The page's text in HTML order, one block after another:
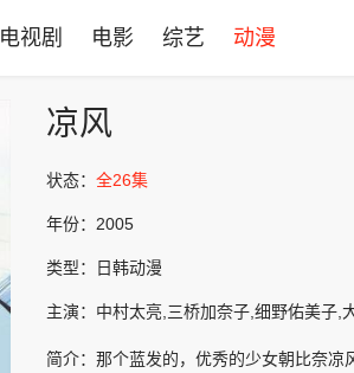
电视剧 电影 综艺 动漫
凉风
状态： 全26集
年份： 2005
类型： 日韩动漫
主演： 中村太亮,三桥加奈子,细野佑美子,
简介： 那个蓝发的，优秀的少女朝比奈凉